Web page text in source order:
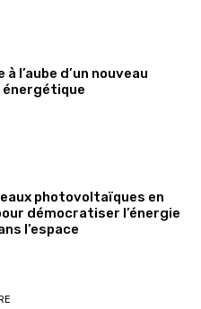
à l’aube d’un nouveau
photovoltaïques en
démocratiser l’énergie
l’espace